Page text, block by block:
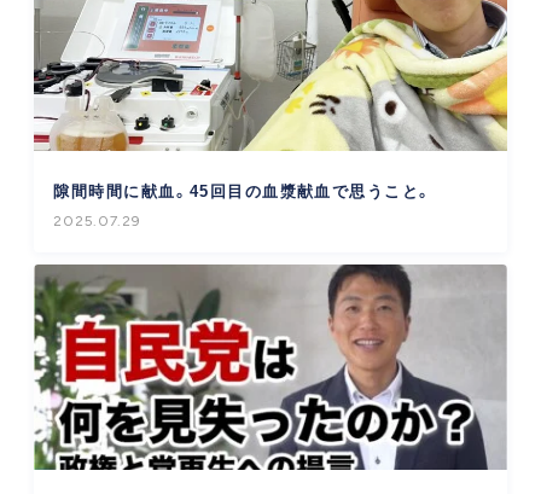
隙間時間に献血。45回目の血漿献血で思うこと。
2025.07.29